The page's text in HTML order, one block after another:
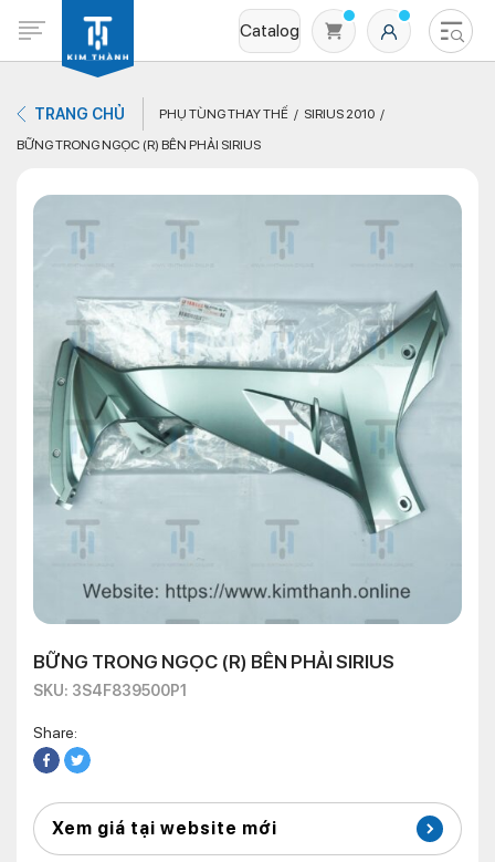
Catalog
Không có sản phẩm nào trong giỏ hàng
TRANG CHỦ PHỤ TÙNG THAY THẾ
SIRIUS 2010
BỮNG TRONG NGỌC (R) BÊN PHẢI SIRIUS
BỮNG TRONG NGỌC (R) BÊN PHẢI SIRIUS
SKU: 3S4F839500P1
Share:
Xem giá tại website mới